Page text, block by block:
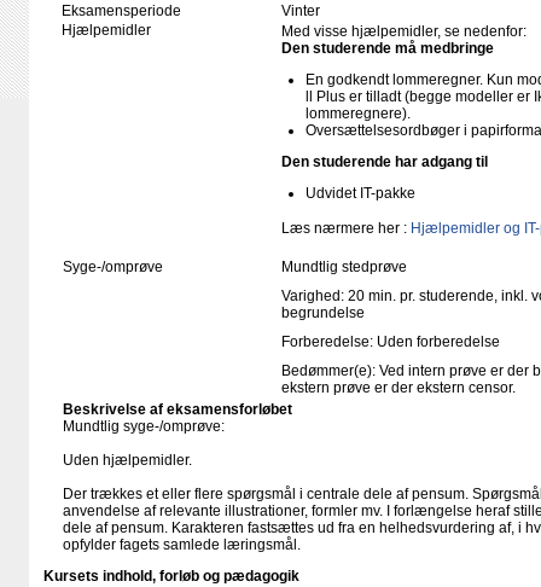
Eksamensperiode
Vinter
Hjælpemidler
Med visse hjælpemidler, se nedenfor:
Den studerende må medbringe
En godkendt lommeregner. Kun
ll Plus er tilladt (begge modeller
lommeregnere).
Oversættelsesordbøger i
Den studerende har adgang til
Udvidet IT-pakke
Læs nærmere her : Hjælpemidler og
Syge-/omprøve
Mundtlig stedprøve
Varighed: 20 min. pr. studerende, inkl.
begrundelse
Forberedelse: Uden forberedelse
Bedømmer(e): Ved intern prøve er der
ekstern prøve er der ekstern censor.
Beskrivelse af eksamensforløbet
Mundtlig syge-/omprøve:
Uden hjælpemidler.
Der trækkes et eller flere spørgsmål i centrale dele af pensum.
anvendelse af relevante illustrationer, formler mv. I forlængelse heraf
dele af pensum. Karakteren fastsættes ud fra en helhedsvurdering af, i
opfylder fagets samlede læringsmål.
Kursets indhold, forløb og pædagogik